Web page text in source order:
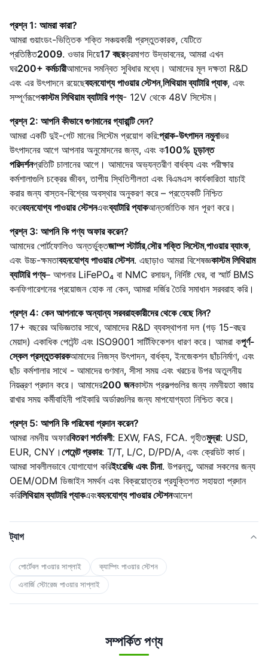
প্রশ্ন 1: আমরা কারা?
আমরা গুয়াংডং-ভিত্তিক শক্তি সঞ্চয়কারী প্রস্তুতকারক, যেটিতে
প্রতিষ্ঠিত2009. ওভার দিয়ে17 বছরক্রমাগত উদ্ভাবনের, আমরা এখন
ঘর200+ কর্মচারীআমাদের সমন্বিত সুবিধার মধ্যে। আমাদের মূল দক্ষতা R&D
এবং এর উৎপাদনে রয়েছেবহনযোগ্য পাওয়ার স্টেশন,লিথিয়াম ব্যাটারি প্যাক, এবং
সম্পূর্ণরূপেকাস্টম লিথিয়াম ব্যাটারি পণ্য- 12V থেকে 48V সিস্টেম।
প্রশ্ন 2: আপনি কীভাবে গুণমানের গ্যারান্টি দেন?
আমরা একটি দুই-গেট মানের সিস্টেম প্রয়োগ করি:প্রাক-উৎপাদন নমুনাভর
উৎপাদনের আগে আপনার অনুমোদনের জন্য, এবং ক100% চূড়ান্ত
পরিদর্শনপ্রতিটি চালানের আগে। আমাদের অভ্যন্তরীণ বার্ধক্য এবং পরীক্ষার
কর্মশালাগুলি চক্রের জীবন, তাপীয় স্থিতিশীলতা এবং বিএমএস কার্যকারিতা যাচাই
করার জন্য বাস্তব-বিশ্বের অবস্থার অনুকরণ করে – প্রত্যেকটি নিশ্চিত
করেবহনযোগ্য পাওয়ার স্টেশনএবংব্যাটারি প্যাকআন্তর্জাতিক মান পূরণ করে।
প্রশ্ন 3: আপনি কি পণ্য অফার করেন?
আমাদের পোর্টফোলিও অন্তর্ভুক্তজাম্প স্টার্টার,সৌর শক্তি সিস্টেম,পাওয়ার ব্যাংক,
এবং উচ্চ-ক্ষমতাবহনযোগ্য পাওয়ার স্টেশন. এছাড়াও আমরা বিশেষজ্ঞকাস্টম লিথিয়াম
ব্যাটারি পণ্য– আপনার LiFePO₄ বা NMC রসায়ন, নির্দিষ্ট ঘের, বা স্মার্ট BMS
কনফিগারেশনের প্রয়োজন হোক না কেন, আমরা দর্জির তৈরি সমাধান সরবরাহ করি।
প্রশ্ন 4: কেন আপনাকে অন্যান্য সরবরাহকারীদের থেকে বেছে নিন?
17+ বছরের অভিজ্ঞতার সাথে, আমাদের R&D ব্যবস্থাপনা দল (গড় 15-বছর
মেয়াদ) একাধিক পেটেন্ট এবং ISO9001 সার্টিফিকেশন ধারণ করে। আমরা কপূর্ণ-
স্কেল প্রস্তুতকারকআমাদের নিজস্ব উৎপাদন, বার্ধক্য, ইনজেকশন ছাঁচনির্মাণ, এবং
ছাঁচ কর্মশালার সাথে - আমাদের গুণমান, সীসা সময় এবং খরচের উপর অতুলনীয়
নিয়ন্ত্রণ প্রদান করে। আমাদের200 জনকাস্টম প্রকল্পগুলির জন্য নমনীয়তা বজায়
রাখার সময় কর্মীবাহিনী পাইকারি অর্ডারগুলির জন্য মাপযোগ্যতা নিশ্চিত করে।
প্রশ্ন 5: আপনি কি পরিষেবা প্রদান করেন?
আমরা নমনীয় অফারবিতরণ শর্তাবলী: EXW, FAS, FCA. গৃহীতমুদ্রা: USD,
EUR, CNY। পেমেন্ট প্রকার: T/T, L/C, D/PD/A, এবং ক্রেডিট কার্ড।
আমরা সাবলীলভাবে যোগাযোগ করিইংরেজি এবং চীনা. উপরন্তু, আমরা সকলের জন্য
OEM/ODM ডিজাইন সমর্থন এবং বিক্রয়োত্তর প্রযুক্তিগত সহায়তা প্রদান
করিলিথিয়াম ব্যাটারি প্যাকএবংবহনযোগ্য পাওয়ার স্টেশনআদেশ
ট্যাগ
পোর্টেবল পাওয়ার সাপ্লাই
ক্যাম্পিং পাওয়ার স্টেশন
এনার্জি স্টোরেজ পাওয়ার সাপ্লাই
সম্পর্কিত পণ্য